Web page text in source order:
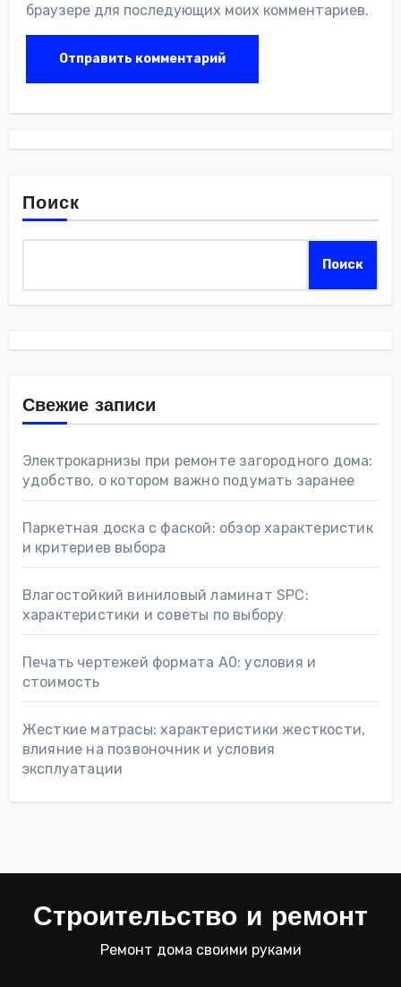
браузере для последующих моих комментариев.
Поиск
Поиск
Свежие записи
Электрокарнизы при ремонте загородного дома:
удобство, о котором важно подумать заранее
Паркетная доска с фаской: обзор характеристик
и критериев выбора
Влагостойкий виниловый ламинат SPC:
характеристики и советы по выбору
Печать чертежей формата А0: условия и
стоимость
Жесткие матрасы: характеристики жесткости,
влияние на позвоночник и условия
эксплуатации
Строительство и ремонт
Ремонт дома своими руками